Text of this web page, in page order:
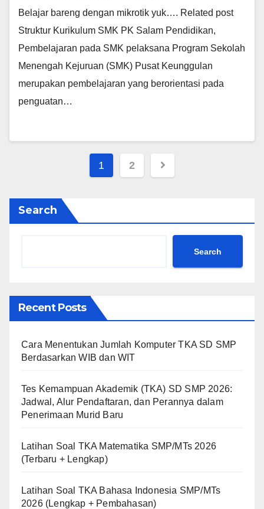
Belajar bareng dengan mikrotik yuk…. Related post
Struktur Kurikulum SMK PK Salam Pendidikan,
Pembelajaran pada SMK pelaksana Program Sekolah
Menengah Kejuruan (SMK) Pusat Keunggulan
merupakan pembelajaran yang berorientasi pada
penguatan…
Posts
1 2
Search
Search
Recent Posts
Cara Menentukan Jumlah Komputer TKA SD SMP
Berdasarkan WIB dan WIT
Tes Kemampuan Akademik (TKA) SD SMP 2026:
Jadwal, Alur Pendaftaran, dan Perannya dalam
Penerimaan Murid Baru
Latihan Soal TKA Matematika SMP/MTs 2026
(Terbaru + Lengkap)
Latihan Soal TKA Bahasa Indonesia SMP/MTs
2026 (Lengkap + Pembahasan)